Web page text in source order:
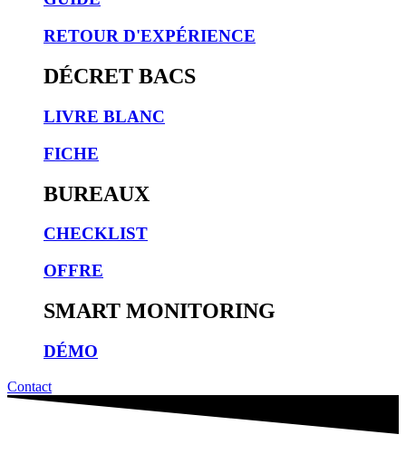
RETOUR D'EXPÉRIENCE
DÉCRET BACS
LIVRE BLANC
FICHE
BUREAUX
CHECKLIST
OFFRE
SMART MONITORING
DÉMO
Contact